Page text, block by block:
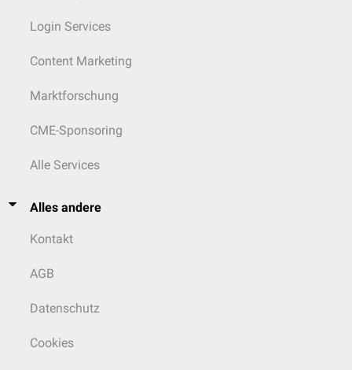
Login Services
Content Marketing
Marktforschung
CME-Sponsoring
Alle Services
Alles andere
Kontakt
AGB
Datenschutz
Cookies